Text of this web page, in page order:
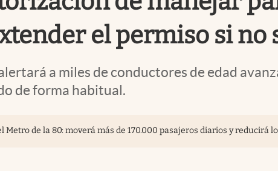
el permiso si
a miles de conductores de edad
de forma habitual.
de la 80: moverá más de 170.000 pasajeros diarios y reducirá